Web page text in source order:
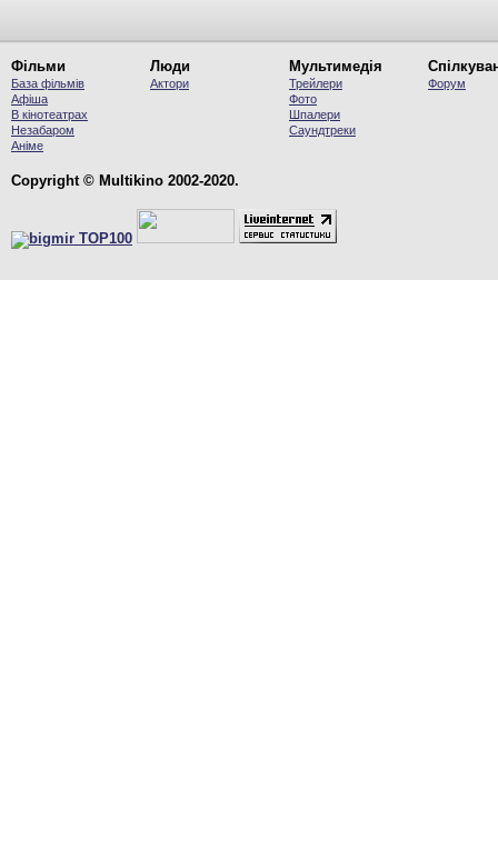
Фільми
База фільмів
Афіша
В кінотеатрах
Незабаром
Аніме
Люди
Актори
Мультимедія
Трейлери
Фото
Шпалери
Саундтреки
Форум
Copyright © Multikino 2002-2020.